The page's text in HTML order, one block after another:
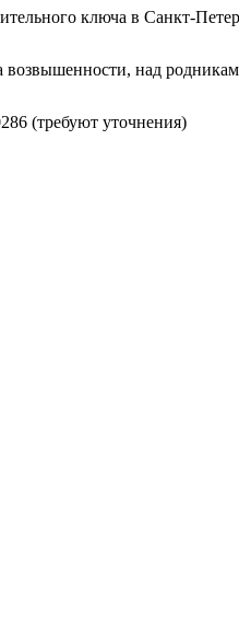
ключа в Санкт-
возвышенности, над
(требуют уточнения)